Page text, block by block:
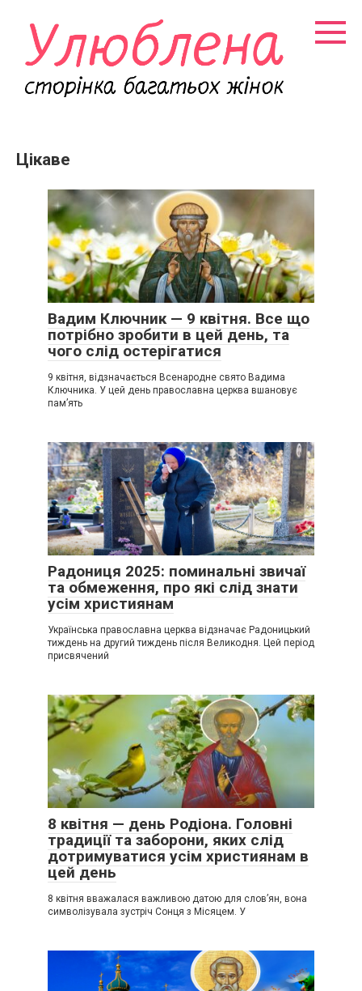
контенту
Цікаве
Вадим Ключник — 9 квітня. Все що
потрібно зробити в цей день, та
чого слід остерігатися
9 квітня, відзначається Всенародне свято Вадима
Ключника. У цей день православна церква вшановує
пам’ять
Радониця 2025: поминальні звичаї
та обмеження, про які слід знати
усім християнам
Українська православна церква відзначає Радоницький
тиждень на другий тиждень після Великодня. Цей період
присвячений
8 квітня — день Родіона. Головні
традиції та заборони, яких слід
дотримуватися усім християнам в
цей день
8 квітня вважалася важливою датою для слов’ян, вона
символізувала зустріч Сонця з Місяцем. У